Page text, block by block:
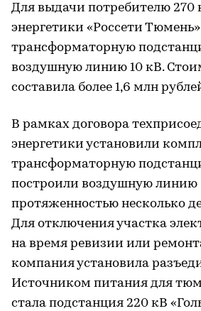
­Для выдачи потребителю
энергетики «Россети
трансформаторную
воздушную линию 10 кВ.
составила более 1,6 млн
В рамках договора
энергетики установили
трансформаторную
построили воздушную линию
протяженностью несколько
Для отключения участка
на время ревизии или
компания установила
Источником питания для
стала подстанция 220 кВ